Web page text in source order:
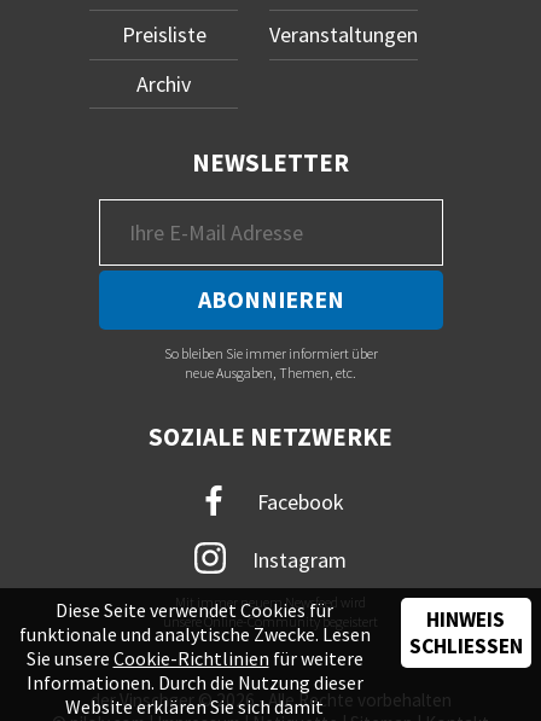
Preisliste
Archiv
Veranstaltungen
NEWSLETTER
So bleiben Sie immer informiert über
neue Ausgaben, Themen, etc.
SOZIALE NETZWERKE
Facebook
Instagram
Mit immer neuem Newsfeed wird
unsere Online-Community begeistert
der Vinschger © 2026 - Alle Rechte vorbehalten
Diese Seite verwendet Cookies für
funktionale und analytische Zwecke. Lesen
Sie unsere Cookie-Richtlinien für weitere
Informationen. Durch die Nutzung dieser
Website erklären Sie sich damit
HINWEIS
SCHLIESSEN